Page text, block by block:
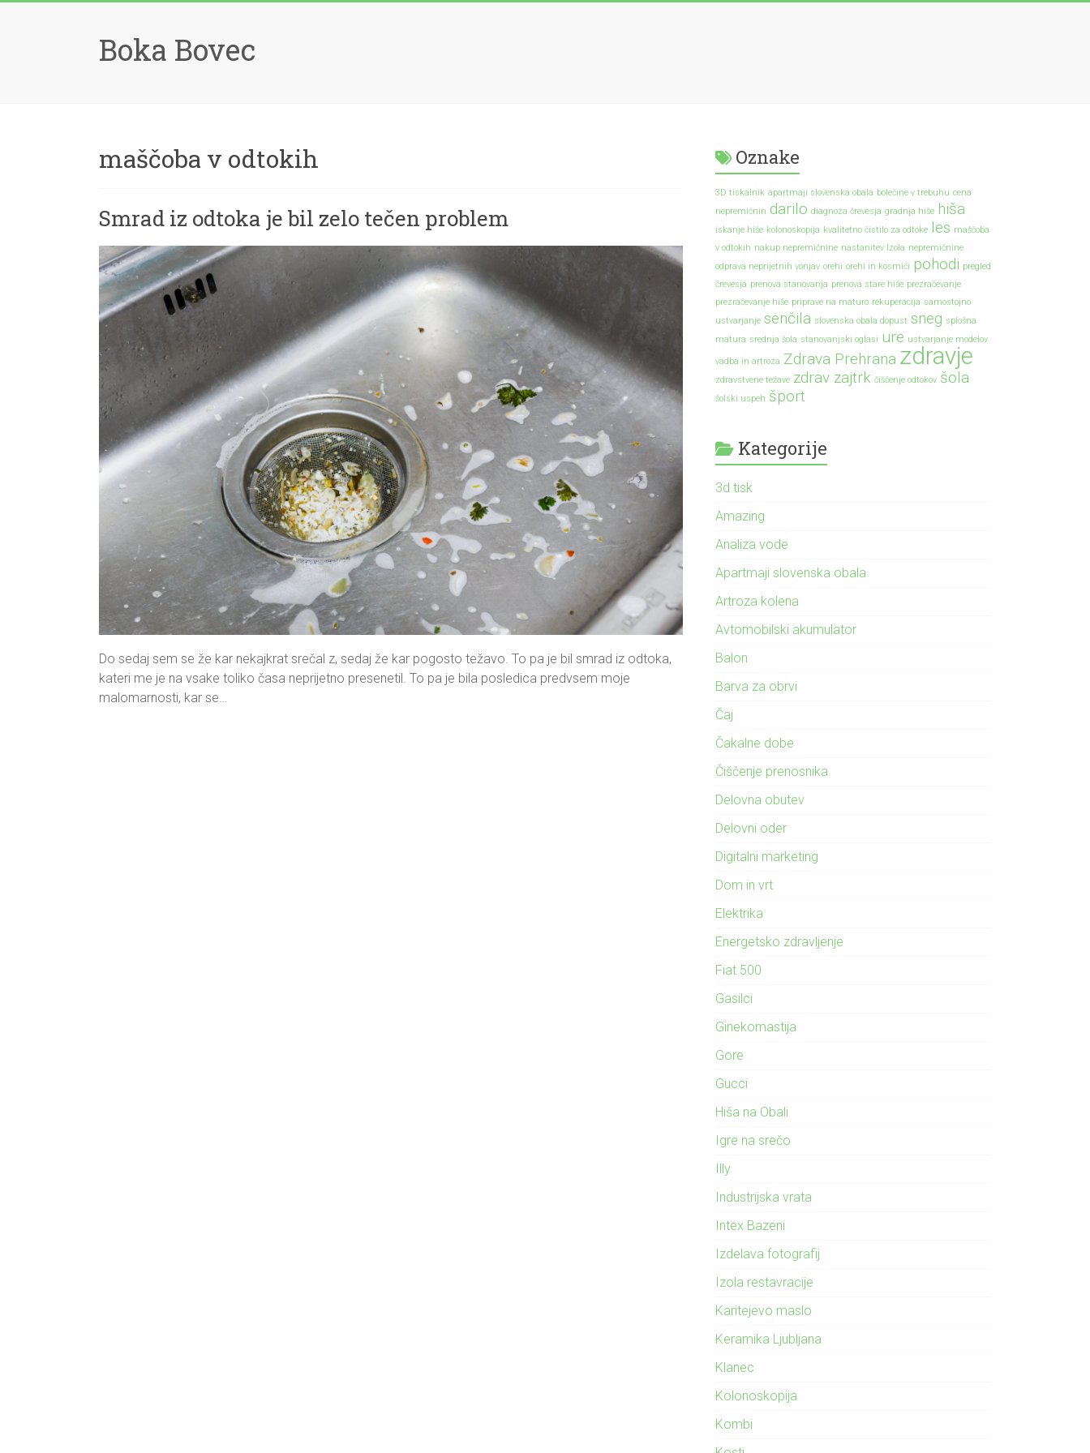
Boka Bovec
maščoba v odtokih
Smrad iz odtoka je bil zelo tečen problem
Do sedaj sem se že kar nekajkrat srečal z, sedaj že kar pogosto težavo. To pa je bil smrad iz odtoka,
kateri me je na vsake toliko časa neprijetno presenetil. To pa je bila posledica predvsem moje
malomarnosti, kar se…
Oznake
3D tiskalnik apartmaji slovenska obala bolečine v trebuhu cena
nepremičnin darilo diagnoza črevesja gradnja hiše hiša
iskanje hiše kolonoskopija kvalitetno čistilo za odtoke les maščoba
v odtokih nakup nepremičnine nastanitev Izola nepremičnine
odprava neprijetnih vonjav orehi orehi in kosmiči pohodi pregled
črevesja prenova stanovanja prenova stare hiše prezračevanje
prezračevanje hiše priprave na maturo rekuperacija samostojno
ustvarjanje senčila slovenska obala dopust sneg splošna
matura srednja šola stanovanjski oglasi ure ustvarjanje modelov
vadba in artroza Zdrava Prehrana zdravje
zdravstvene težave zdrav zajtrk čiščenje odtokov šola
šolski uspeh šport
Kategorije
3d tisk
Amazing
Analiza vode
Apartmaji slovenska obala
Artroza kolena
Avtomobilski akumulator
Balon
Barva za obrvi
Čaj
Čakalne dobe
Čiščenje prenosnika
Delovna obutev
Delovni oder
Digitalni marketing
Dom in vrt
Elektrika
Energetsko zdravljenje
Fiat 500
Gasilci
Ginekomastija
Gore
Gucci
Hiša na Obali
Igre na srečo
Illy
Industrijska vrata
Intex Bazeni
Izdelava fotografij
Izola restavracije
Karitejevo maslo
Keramika Ljubljana
Klanec
Kolonoskopija
Kombi